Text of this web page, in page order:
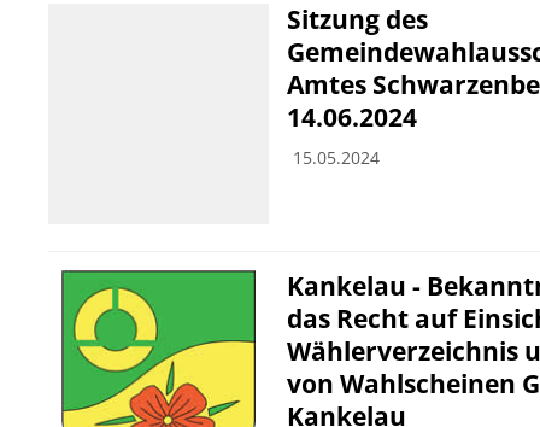
Sitzung des
Amtes
14.06.2024
15.05.2024
Kankelau -
das Recht auf
Wählerverzeichnis
von Wahlscheinen
Kankelau